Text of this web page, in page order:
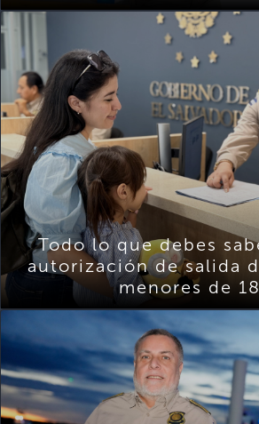
Todo lo que debes
autorización de salida
menores de